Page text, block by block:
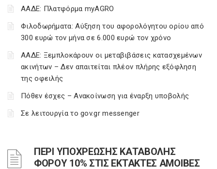
ΑΑΔΕ: Πλατφόρμα myAGRO
Φιλοδωρήματα: Αύξηση του αφορολόγητου ορίου από
300 ευρώ τον μήνα σε 6.000 ευρώ τον χρόνο
ΑΑΔΕ: Ξεμπλοκάρουν οι μεταβιβάσεις κατασχεμένων
ακινήτων – Δεν απαιτείται πλέον πλήρης εξόφληση
της οφειλής
Πόθεν έσχες – Ανακοίνωση για έναρξη υποβολής
Σε λειτουργία το gov.gr messenger
ΠΕΡΙ ΥΠΟΧΡΕΩΣΗΣ ΚΑΤΑΒΟΛΗΣ
ΦΟΡΟΥ 10% ΣΤΙΣ ΕΚΤΑΚΤΕΣ ΑΜΟΙΒΕΣ